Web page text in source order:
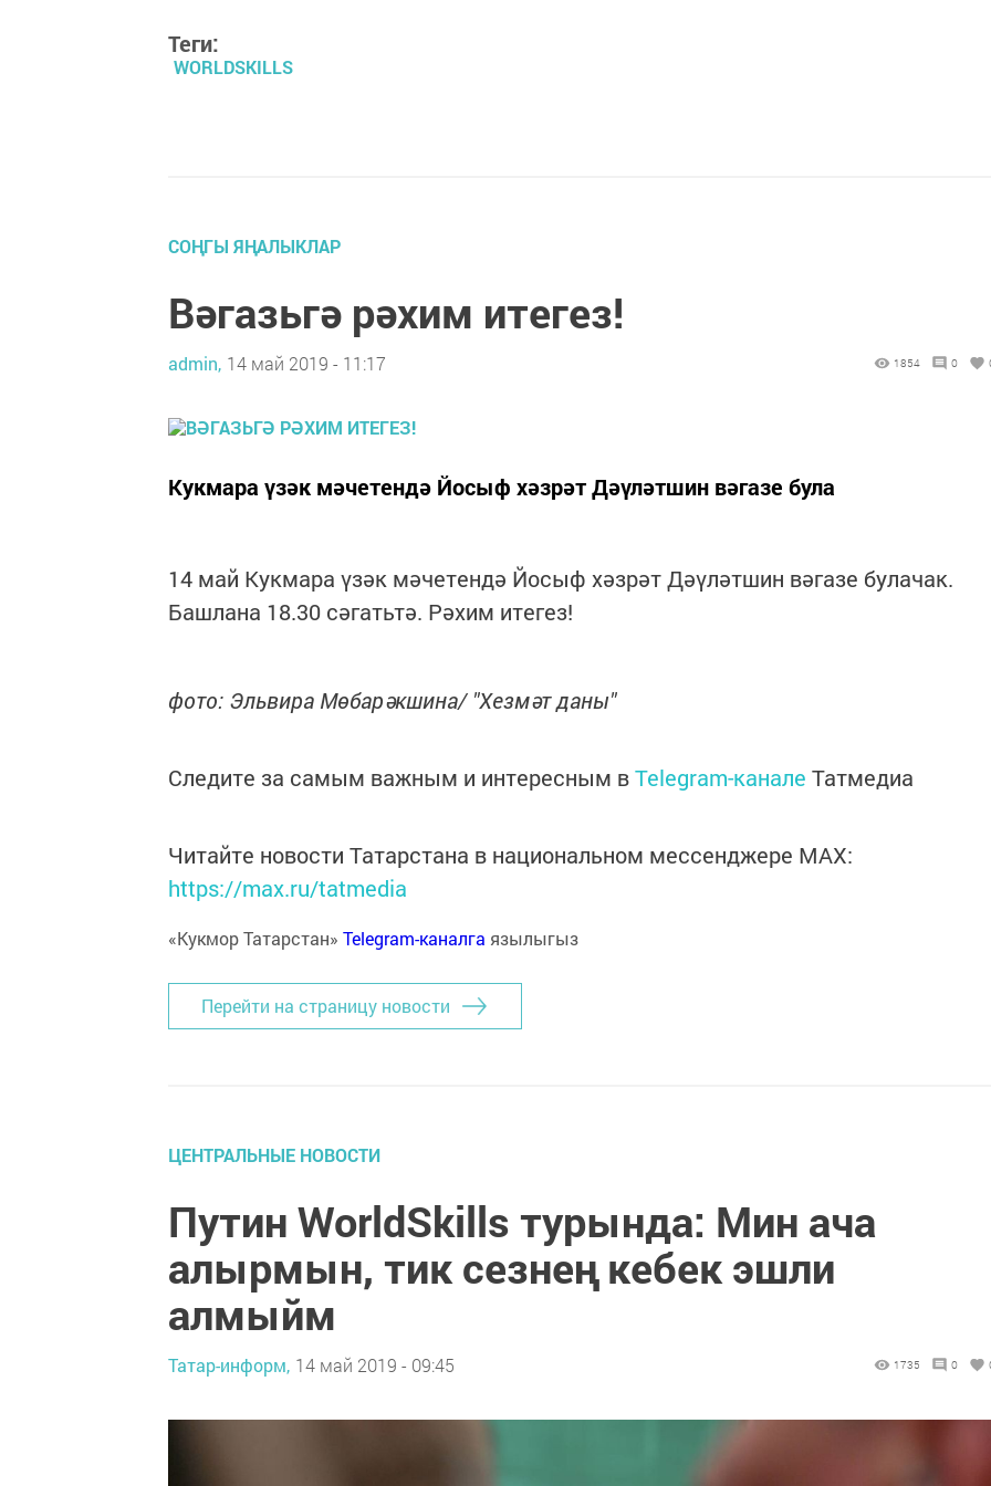
Теги:
WORLDSKILLS
СОҢГЫ ЯҢАЛЫКЛАР
Вәгазьгә рәхим итегез!
admin, 14 май 2019 - 11:17 1854 0
Кукмара үзәк мәчетендә Йосыф хәзрәт Дәүләтшин вәгазе була
14 май Кукмара үзәк мәчетендә Йосыф хәзрәт Дәүләтшин вәгазе булачак.
Башлана 18.30 сәгатьтә. Рәхим итегез!
фото: Эльвира Мөбарәкшина/ "Хезмәт даны"
Следите за самым важным и интересным вTelegram-канале Татмедиа
Читайте новости Татарстана в национальном мессенджере MАХ:
https://max.ru/tatmedia
«Кукмор Татарстан» Telegram-каналга язылыгыз
Перейти на страницу новости
ЦЕНТРАЛЬНЫЕ НОВОСТИ
Путин WorldSkills турында: Мин ача
алырмын, тик сезнең кебек эшли
алмыйм
Татар-информ, 14 май 2019 - 09:45 1735 0